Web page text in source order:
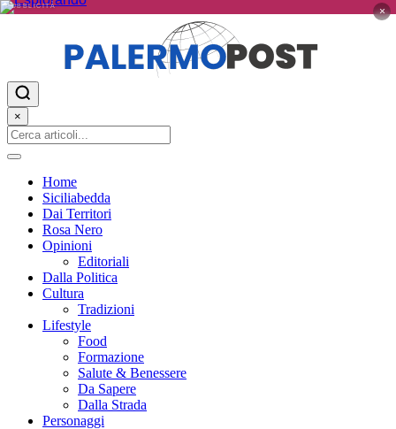
PUBBLICITÀ ×
×
Home
Siciliabedda
Dai Territori
Rosa Nero
Opinioni
Editoriali
Dalla Politica
Cultura
Tradizioni
Lifestyle
Food
Formazione
Salute & Benessere
Da Sapere
Dalla Strada
Personaggi